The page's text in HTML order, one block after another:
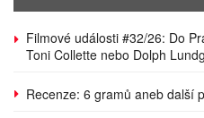
Filmové události #32/26: Do
Toni Collette nebo Dolph
Recenze: 6 gramů aneb další